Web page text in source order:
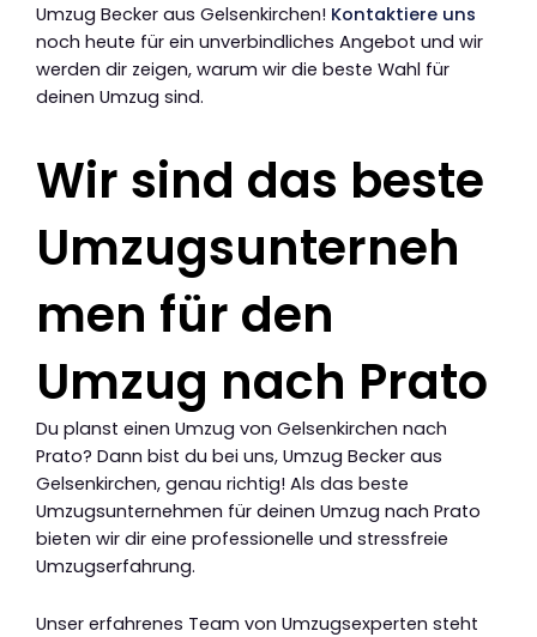
Umzug Becker aus Gelsenkirchen! Kontaktiere uns
noch heute für ein unverbindliches Angebot und wir
werden dir zeigen, warum wir die beste Wahl für
deinen Umzug sind.
Wir sind das beste
Umzugsunterneh
men für den
Umzug nach Prato
Du planst einen Umzug von Gelsenkirchen nach
Prato? Dann bist du bei uns, Umzug Becker aus
Gelsenkirchen, genau richtig! Als das beste
Umzugsunternehmen für deinen Umzug nach Prato
bieten wir dir eine professionelle und stressfreie
Umzugserfahrung.
Unser erfahrenes Team von Umzugsexperten steht